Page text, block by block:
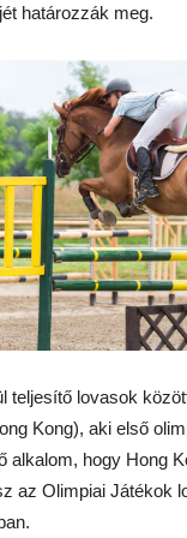
határozzák meg.
teljesítő lovasok
Kong), aki első
alkalom, hogy Hong
az Olimpiai Játékok